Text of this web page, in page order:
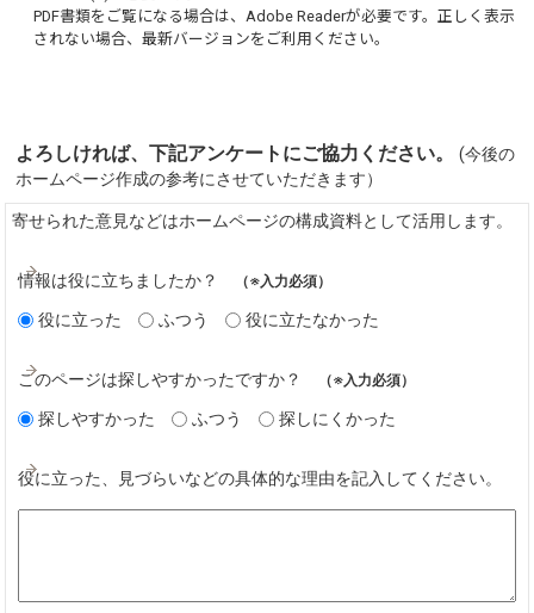
PDF書類をご覧になる場合は、Adobe Readerが必要です。正しく表示
されない場合、最新バージョンをご利用ください。